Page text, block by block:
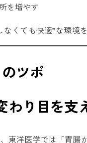
を増やす
なくても快適”な環境
ツボ
わり目を支
東洋医学では「胃腸